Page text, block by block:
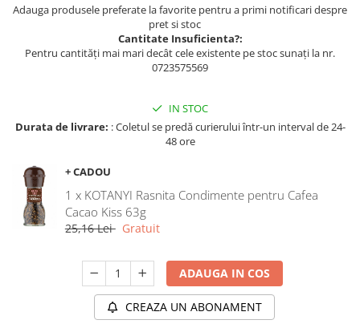
Adauga produsele preferate la favorite pentru a primi notificari despre
pret si stoc
Cantitate Insuficienta?:
Pentru cantități mai mari decât cele existente pe stoc sunați la nr.
0723575569
IN STOC
Durata de livrare: : Coletul se predă curierului într-un interval de 24-
48 ore
+ CADOU
1 x KOTANYI Rasnita Condimente pentru Cafea
Cacao Kiss 63g
25,16 LeiGratuit
ADAUGA IN COS
CREAZA UN ABONAMENT